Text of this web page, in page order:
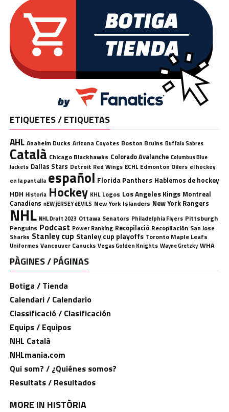
ETIQUETES / ETIQUETAS
AHL Anaheim Ducks Arizona Coyotes Boston Bruins Buffalo Sabres
Català Chicago Blackhawks Colorado Avalanche Columbus Blue
Jackets Dallas Stars Detroit Red Wings ECHL Edmonton Oilers el hockey
en la pantalla español Florida Panthers Hablemos de hockey
HDH Historia Hockey KHL Logos Los Angeles Kings Montreal
Canadiens nEW jERSEY dEVILS New York Islanders New York Rangers
NHL NHL Draft 2023 Ottawa Senators Philadelphia Flyers Pittsburgh
Penguins Podcast Power Ranking Recopilació Recopilación San Jose
Sharks Stanley cup Stanley cup playoffs Toronto Maple Leafs
Uniformes Vancouver Canucks Vegas Golden Knights Wayne Gretzky WHA
PÀGINES / PÁGINAS
Botiga / Tienda
Calendari / Calendario
Classificació / Clasificación
Equips / Equipos
NHL Català
NHLmania.com
Qui som? / ¿Quiénes somos?
Resultats / Resultados
MORE IN HISTÒRIA